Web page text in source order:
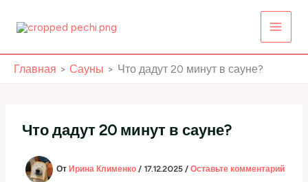
Главная Сауны Что дадут 20 минут в сауне?
Что дадут 20 минут в сауне?
От Ирина Клименко/ 17.12.2025/Оставьте комментарий